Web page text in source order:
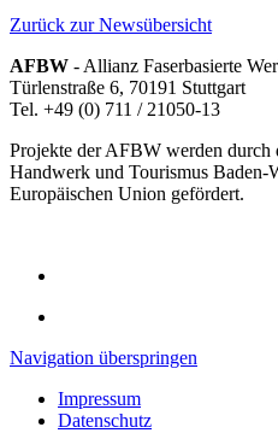
Zurück zur Newsübersicht
AFBW - Allianz Faserbasierte
Türlenstraße 6, 70191 Stuttgart
Tel. +49 (0) 711 / 21050-13
Projekte der AFBW werden
Handwerk und Tourismus
Europäischen Union gefördert.
Navigation überspringen
Impressum
Datenschutz